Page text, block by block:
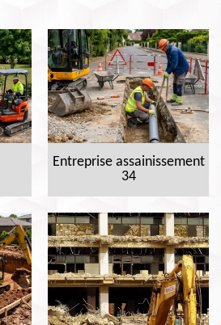
Entreprise assainissement
34